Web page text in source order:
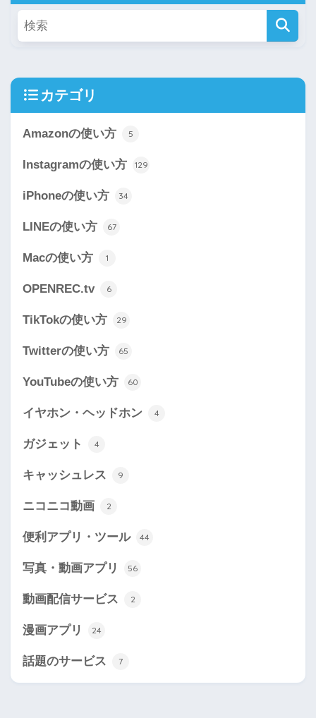
カテゴリ
Amazonの使い方 5
Instagramの使い方 129
iPhoneの使い方 34
LINEの使い方 67
Macの使い方 1
OPENREC.tv 6
TikTokの使い方 29
Twitterの使い方 65
YouTubeの使い方 60
イヤホン・ヘッドホン 4
ガジェット 4
キャッシュレス 9
ニコニコ動画 2
便利アプリ・ツール 44
写真・動画アプリ 56
動画配信サービス 2
漫画アプリ 24
話題のサービス 7